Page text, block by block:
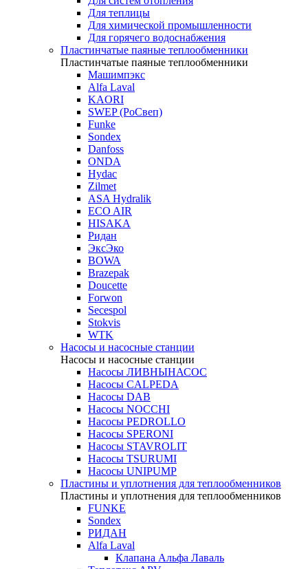
Для теплицы
Для химической промышленности
Для горячего водоснабжения
Пластинчатые паяные теплообменники
Пластинчатые паяные теплообменники
Машимпэкс
Alfa Laval
KAORI
SWEP (РоСвеп)
Funke
Sondex
Danfoss
ONDA
Hydac
Zilmet
ASA Hydralik
ECO AIR
HISAKA
Ридан
ЭксЭко
BOWA
Brazepak
Doucette
Forwon
Secespol
Stokvis
WTK
Насосы и насосные станции
Насосы и насосные станции
Насосы ЛИВНЫНАСОС
Насосы CALPEDA
Насосы DAB
Насосы NOCCHI
Насосы PEDROLLO
Насосы SPERONI
Насосы STAVROLIT
Насосы TSURUMI
Насосы UNIPUMP
Пластины и уплотнения для теплообменников
Пластины и уплотнения для теплообменников
FUNKE
Sondex
РИДАН
Alfa Laval
Клапана Альфа Лаваль